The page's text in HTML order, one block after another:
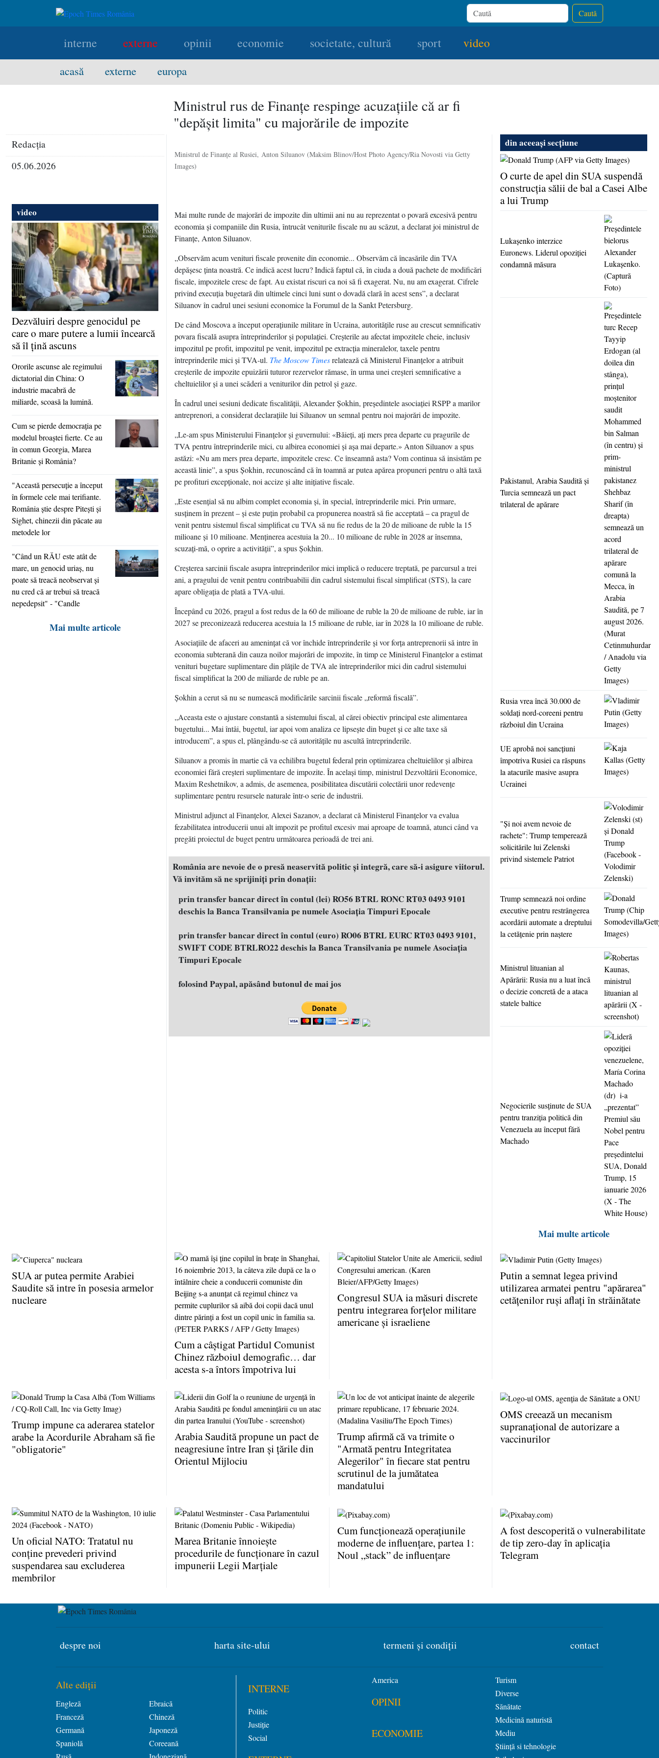
Caută
interne externe opinii economie societate, cultură sport video
acasă externe europa
Ministrul rus de Finanţe respinge acuzaţiile că ar fi
"depăşit limita" cu majorările de impozite
Redacţia
05.06.2026
video
Dezvăluiri despre genocidul pe
care o mare putere a lumii încearcă
să îl ţină ascuns
Ororile ascunse ale regimului
dictatorial din China: O
industrie macabră de
miliarde, scoasă la lumină.
Cum se pierde democraţia pe
modelul broaştei fierte. Ce au
în comun Georgia, Marea
Britanie şi România?
"Această persecuţie a început
în formele cele mai terifiante.
România ştie despre Piteşti şi
Sighet, chinezii din păcate au
metodele lor
"Când un RĂU este atât de
mare, un genocid uriaş, nu
poate să treacă neobservat şi
nu cred că ar trebui să treacă
nepedepsit" - "Candle
Mai multe articole
Ministrul de Finanţe al Rusiei, Anton Siluanov (Maksim Blinov/Host Photo Agency/Ria Novosti via Getty
Images)
Mai multe runde de majorări de impozite din ultimii ani nu au reprezentat o povară excesivă pentru
economia şi companiile din Rusia, întrucât veniturile fiscale nu au scăzut, a declarat joi ministrul de
Finanţe, Anton Siluanov.
„Observăm acum venituri fiscale provenite din economie... Observăm că încasările din TVA
depăşesc ţinta noastră. Ce indică acest lucru? Indică faptul că, în ciuda a două pachete de modificări
fiscale, impozitele cresc de fapt. Au existat riscuri ca noi să fi exagerat. Nu, nu am exagerat. Cifrele
privind execuţia bugetară din ultimele cinci luni sunt o dovadă clară în acest sens”, a declarat
Siluanov în cadrul unei sesiuni economice la Forumul de la Sankt Petersburg.
De când Moscova a început operaţiunile militare în Ucraina, autorităţile ruse au crescut semnificativ
povara fiscală asupra întreprinderilor şi populaţiei. Creşterile au afectat impozitele cheie, inclusiv
impozitul pe profit, impozitul pe venit, impozitul pe extracţia mineralelor, taxele pentru
întreprinderile mici şi TVA-ul. The Moscow Timesrelatează că Ministerul Finanţelor a atribuit
creşterile de impozite epuizării tuturor rezervelor rămase, în urma unei creşteri semnificative a
cheltuielilor şi a unei scăderi a veniturilor din petrol şi gaze.
În cadrul unei sesiuni dedicate fiscalităţii, Alexander Şokhin, preşedintele asociaţiei RSPP a marilor
antreprenori, a considerat declaraţiile lui Siluanov un semnal pentru noi majorări de impozite.
„Le-am spus Ministerului Finanţelor şi guvernului: «Băieţi, aţi mers prea departe cu pragurile de
TVA pentru întreprinderile mici, cu albirea economiei şi aşa mai departe.» Anton Siluanov a spus
astăzi: «Nu am mers prea departe, impozitele cresc. Ce înseamnă asta? Vom continua să insistăm pe
această linie”, a spus Şokhin, recunoscând că în toamnă ar putea apărea propuneri pentru o altă taxă
pe profituri excepţionale, noi accize şi alte iniţiative fiscale.
„Este esenţial să nu albim complet economia şi, în special, întreprinderile mici. Prin urmare,
susţinem în prezent – şi este puţin probabil ca propunerea noastră să fie acceptată – ca pragul de
venit pentru sistemul fiscal simplificat cu TVA să nu fie redus de la 20 de milioane de ruble la 15
milioane şi 10 milioane. Menţinerea acestuia la 20... 10 milioane de ruble în 2028 ar însemna,
scuzaţi-mă, o oprire a activităţii”, a spus Şokhin.
Creşterea sarcinii fiscale asupra întreprinderilor mici implică o reducere treptată, pe parcursul a trei
ani, a pragului de venit pentru contribuabilii din cadrul sistemului fiscal simplificat (STS), la care
apare obligaţia de plată a TVA-ului.
Începând cu 2026, pragul a fost redus de la 60 de milioane de ruble la 20 de milioane de ruble, iar în
2027 se preconizează reducerea acestuia la 15 milioane de ruble, iar în 2028 la 10 milioane de ruble.
Asociaţiile de afaceri au ameninţat că vor închide întreprinderile şi vor forţa antreprenorii să intre în
economia subterană din cauza noilor majorări de impozite, în timp ce Ministerul Finanţelor a estimat
venituri bugetare suplimentare din plăţile de TVA ale întreprinderilor mici din cadrul sistemului
fiscal simplificat la 200 de miliarde de ruble pe an.
Şokhin a cerut să nu se numească modificările sarcinii fiscale „reformă fiscală”.
„Aceasta este o ajustare constantă a sistemului fiscal, al cărei obiectiv principal este alimentarea
bugetului... Mai întâi, bugetul, iar apoi vom analiza ce lipseşte din buget şi ce alte taxe să
introducem”, a spus el, plângându-se că autorităţile nu ascultă întreprinderile.
Siluanov a promis în martie că va echilibra bugetul federal prin optimizarea cheltuielilor şi albirea
economiei fără creşteri suplimentare de impozite. În acelaşi timp, ministrul Dezvoltării Economice,
Maxim Reshetnikov, a admis, de asemenea, posibilitatea discutării colectării unor redevenţe
suplimentare pentru resursele naturale într-o serie de industrii.
Ministrul adjunct al Finanţelor, Alexei Sazanov, a declarat că Ministerul Finanţelor va evalua
fezabilitatea introducerii unui alt impozit pe profitul excesiv mai aproape de toamnă, atunci când va
pregăti proiectul de buget pentru următoarea perioadă de trei ani.
România are nevoie de o presă neaservită politic şi integră, care să-i asigure viitorul.
Vă invităm să ne sprijiniţi prin donaţii:
prin transfer bancar direct în contul (lei) RO56 BTRL RONC RT03 0493 9101
deschis la Banca Transilvania pe numele Asociația Timpuri Epocale
prin transfer bancar direct în contul (euro) RO06 BTRL EURC RT03 0493 9101,
SWIFT CODE BTRLRO22 deschis la Banca Transilvania pe numele Asociația
Timpuri Epocale
folosind Paypal, apăsând butonul de mai jos
din aceeași secțiune
O curte de apel din SUA suspendă
construcţia sălii de bal a Casei Albe
a lui Trump
Lukaşenko interzice
Euronews. Liderul opoziţiei
condamnă măsura
Pakistanul, Arabia Saudită şi
Turcia semnează un pact
trilateral de apărare
Rusia vrea încă 30.000 de
soldaţi nord-coreeni pentru
războiul din Ucraina
UE aprobă noi sancţiuni
împotriva Rusiei ca răspuns
la atacurile masive asupra
Ucrainei
"Şi noi avem nevoie de
rachete": Trump temperează
solicitările lui Zelenski
privind sistemele Patriot
Trump semnează noi ordine
executive pentru restrângerea
acordării automate a dreptului
la cetăţenie prin naştere
Ministrul lituanian al
Apărării: Rusia nu a luat încă
o decizie concretă de a ataca
statele baltice
Negocierile susţinute de SUA
pentru tranziţia politică din
Venezuela au început fără
Machado
Mai multe articole
SUA ar putea permite Arabiei
Saudite să intre în posesia armelor
nucleare
Cum a câştigat Partidul Comunist
Chinez războiul demografic… dar
acesta s-a întors împotriva lui
Congresul SUA ia măsuri discrete
pentru integrarea forţelor militare
americane şi israeliene
Putin a semnat legea privind
utilizarea armatei pentru "apărarea"
cetăţenilor ruşi aflaţi în străinătate
Trump impune ca aderarea statelor
arabe la Acordurile Abraham să fie
"obligatorie"
Arabia Saudită propune un pact de
neagresiune între Iran şi ţările din
Orientul Mijlociu
Trump afirmă că va trimite o
"Armată pentru Integritatea
Alegerilor" în fiecare stat pentru
scrutinul de la jumătatea
mandatului
OMS creează un mecanism
supranaţional de autorizare a
vaccinurilor
Un oficial NATO: Tratatul nu
conţine prevederi privind
suspendarea sau excluderea
membrilor
Marea Britanie înnoieşte
procedurile de funcţionare în cazul
impunerii Legii Marţiale
Cum funcţionează operaţiunile
moderne de influenţare, partea 1:
Noul „stack” de influenţare
A fost descoperită o vulnerabilitate
de tip zero-day în aplicaţia
Telegram
despre noi harta site-ului termeni și condiții contact
Alte ediții
Engleză
Ebraică
Franceză
Chineză
Germană
Japoneză
Spaniolă
Coreeană
INTERNE
Politic
Justiție
Social
America
OPINII
ECONOMIE
Turism
Diverse
Sănătate
Medicină naturistă
Mediu
Știință si tehnologie